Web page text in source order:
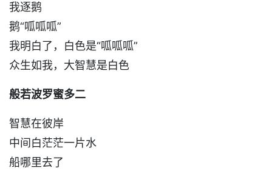
我逐鹅
鹅“呱呱呱”
我明白了，白色是“呱呱呱”
众生如我，大智慧是白色
般若波罗蜜多二
智慧在彼岸
中间白茫茫一片水
船哪里去了